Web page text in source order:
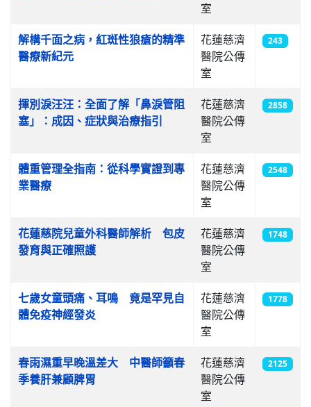
室
解構千面之病，紅斑性狼瘡的精準
醫療新紀元
花蓮慈濟
醫院公傳
室
243
揮別淚汪汪：全面了解「鼻淚管阻
塞」：成因、症狀與治療指引
花蓮慈濟
醫院公傳
室
2858
體重管理全指南：從科學實證到專
業醫療
花蓮慈濟
醫院公傳
室
2548
花蓮慈院兒童外科醫師解析 包皮
發育與正確照護
花蓮慈濟
醫院公傳
室
1748
七歲女童頭痛、耳鳴 竟是罕見自
體免疫神經發炎
花蓮慈濟
醫院公傳
室
1778
春雨濕重早晚溫差大 中醫師籲春
季養肝兼顧脾胃
花蓮慈濟
醫院公傳
室
2125